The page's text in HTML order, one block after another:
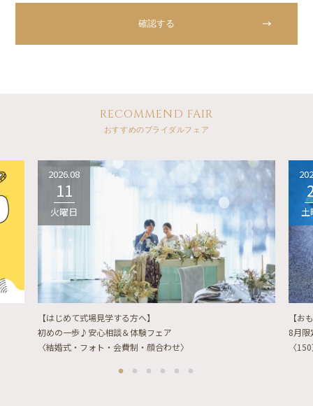
RECOMMEND FAIR
おすすめのブライダルフェア
2026.08
11
火曜日
【はじめて式場見学する方へ】
初めの一歩♪安心相談＆体験フェア
〈結婚式・フォト・会費制・顔合わせ〉
土
【お
8月限
〈